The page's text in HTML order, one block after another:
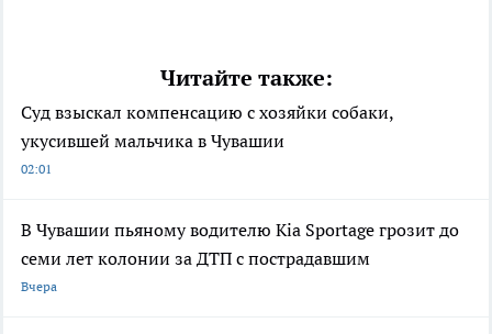
Читайте также:
Суд взыскал компенсацию с хозяйки собаки,
укусившей мальчика в Чувашии
02:01
В Чувашии пьяному водителю Kia Sportage грозит до
семи лет колонии за ДТП с пострадавшим
Вчера